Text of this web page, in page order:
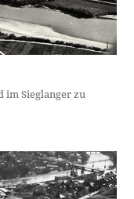
im Sieglanger zu